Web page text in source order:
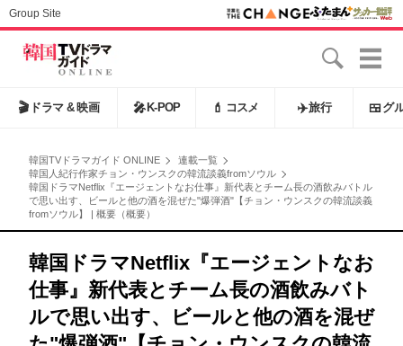
Group Site
🎬 ドラマ & 映画 🎤 K-POP 💄 コスメ ✈️旅行 🍱 グ
韓国TVドラマガイド ONLINE
連載一覧
韓国人紀行作家チョン・ウンスクの韓流談義fromソウル
韓国ドラマNetflix『エージェントなお仕事』新代表とチーム長の酒飲みバトル
で思い出す、ビールと他の酒を混ぜた"爆弾酒"【チョン・ウンスクの韓流談義
fromソウル】 | 概要（概要）
韓国ドラマNetflix『エージェントなお
仕事』新代表とチーム長の酒飲みバト
ルで思い出す、ビールと他の酒を混ぜ